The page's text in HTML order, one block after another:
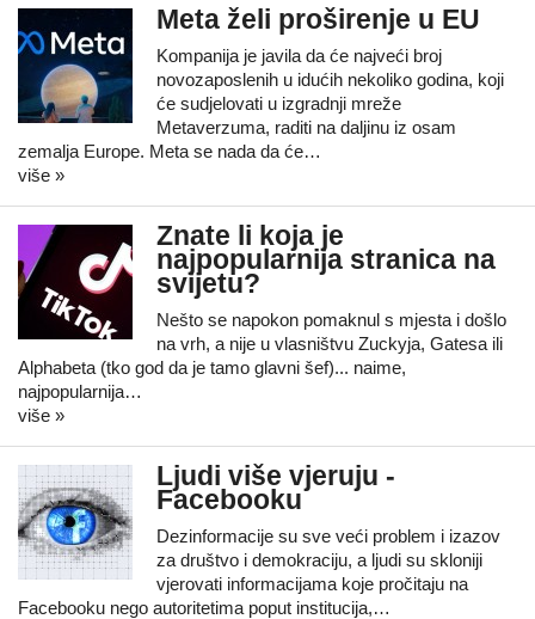
Meta želi proširenje u EU
Kompanija je javila da će najveći broj
novozaposlenih u idućih nekoliko godina, koji
će sudjelovati u izgradnji mreže
Metaverzuma, raditi na daljinu iz osam
zemalja Europe. Meta se nada da će…
više »
Znate li koja je
najpopularnija stranica na
svijetu?
Nešto se napokon pomaknul s mjesta i došlo
na vrh, a nije u vlasništvu Zuckyja, Gatesa ili
Alphabeta (tko god da je tamo glavni šef)... naime,
najpopularnija…
više »
Ljudi više vjeruju -
Facebooku
Dezinformacije su sve veći problem i izazov
za društvo i demokraciju, a ljudi su skloniji
vjerovati informacijama koje pročitaju na
Facebooku nego autoritetima poput institucija,…